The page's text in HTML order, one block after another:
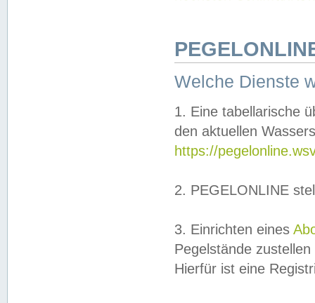
Welche Dienste
1. Eine tabellarische
den aktuellen
https://
2. PEGELONLINE
3. Einrichten eines
Pegelstände
Hierfür ist eine